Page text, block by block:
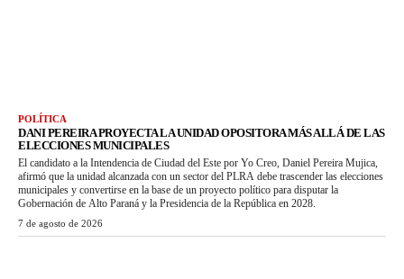
POLÍTICA
DANI PEREIRA PROYECTA LA UNIDAD OPOSITORA MÁS ALLÁ DE LAS
ELECCIONES MUNICIPALES
El candidato a la Intendencia de Ciudad del Este por Yo Creo, Daniel Pereira Mujica,
afirmó que la unidad alcanzada con un sector del PLRA debe trascender las elecciones
municipales y convertirse en la base de un proyecto político para disputar la
Gobernación de Alto Paraná y la Presidencia de la República en 2028.
7 de agosto de 2026